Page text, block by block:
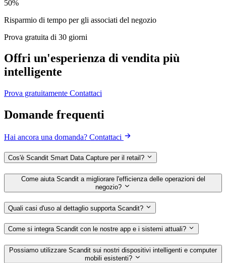
50%
Risparmio di tempo per gli associati del negozio
Prova gratuita di 30 giorni
Offri un'esperienza di vendita più
intelligente
Prova gratuitamente Contattaci
Domande frequenti
Hai ancora una domanda? Contattaci
Cos'è Scandit Smart Data Capture per il retail?
Come aiuta Scandit a migliorare l'efficienza delle operazioni del
negozio?
Quali casi d'uso al dettaglio supporta Scandit?
Come si integra Scandit con le nostre app e i sistemi attuali?
Possiamo utilizzare Scandit sui nostri dispositivi intelligenti e computer
mobili esistenti?